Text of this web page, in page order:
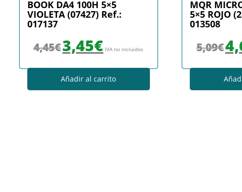
BOOK DA4 100H 5×5
VIOLETA (07427) Ref.:
017137
4,45€3,45€ IVA no incluidos
Añadir al carrito
MQR
5×5 ROJO
013508
5,09€